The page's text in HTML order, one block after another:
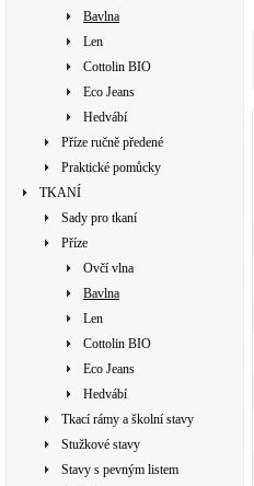
Bavlna
Len
Cottolin BIO
Eco Jeans
Hedvábí
Příze ručně předené
Praktické pomůcky
TKANÍ
Sady pro tkaní
Příze
Ovčí vlna
Bavlna
Len
Cottolin BIO
Eco Jeans
Hedvábí
Tkací rámy a školní stavy
Stužkové stavy
Stavy s pevným listem